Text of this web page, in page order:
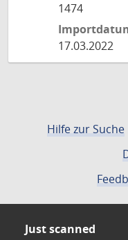
1474
17.03.2022
Hilfe zur Suche
Just scanned